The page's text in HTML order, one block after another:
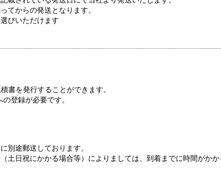
てからの発送となります。
びいただけます
書を発行することができます。
登録が必要です。
別途郵送しております。
土日祝にかかる場合等）によりましては、到着までに時間がかか